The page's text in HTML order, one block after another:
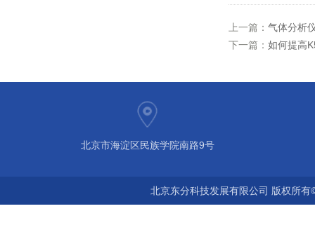
上一篇： 气体分析
下一篇： 如何提高
北京市海淀区民族学院南路9号
北京东分科技发展有限公司 版权所